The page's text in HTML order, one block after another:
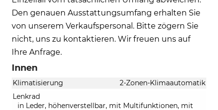
Den genauen Ausstattungsumfang erhalten Sie
von unserem Verkaufspersonal. Bitte zögern Sie
nicht, uns zu kontaktieren. Wir freuen uns auf
Ihre Anfrage.
Innen
Klimatisierung
2-Zonen-Klimaautomatik
Lenkrad
in Leder, höhenverstellbar, mit Multifunktionen, mit